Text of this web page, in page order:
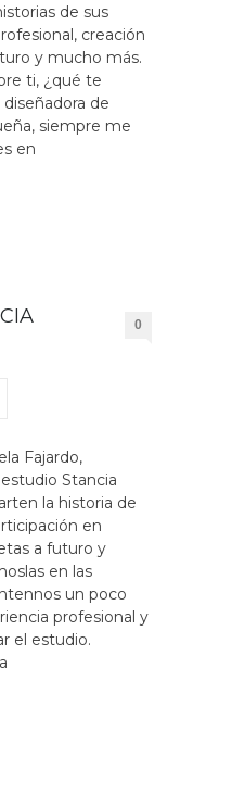
de sus
creación
y mucho más.
ti, ¿qué te
de
siempre me
en
0
Fajardo,
Stancia
la historia de
en
a futuro y
en las
un poco
profesional y
el estudio.